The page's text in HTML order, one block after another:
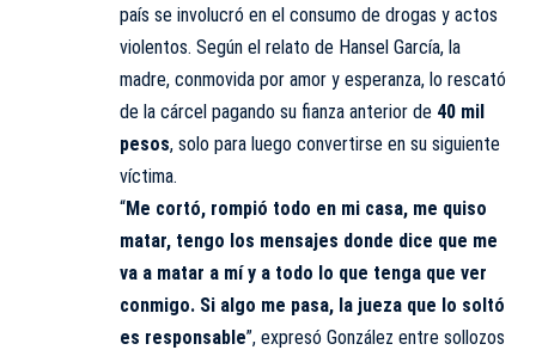
país se involucró en el consumo de drogas y actos
violentos. Según el relato de Hansel García, la
madre, conmovida por amor y esperanza, lo rescató
de la cárcel pagando su fianza anterior de 40 mil
pesos, solo para luego convertirse en su siguiente
víctima.
“Me cortó, rompió todo en mi casa, me quiso
matar, tengo los mensajes donde dice que me
va a matar a mí y a todo lo que tenga que ver
conmigo. Si algo me pasa, la jueza que lo soltó
es responsable”, expresó González entre sollozos